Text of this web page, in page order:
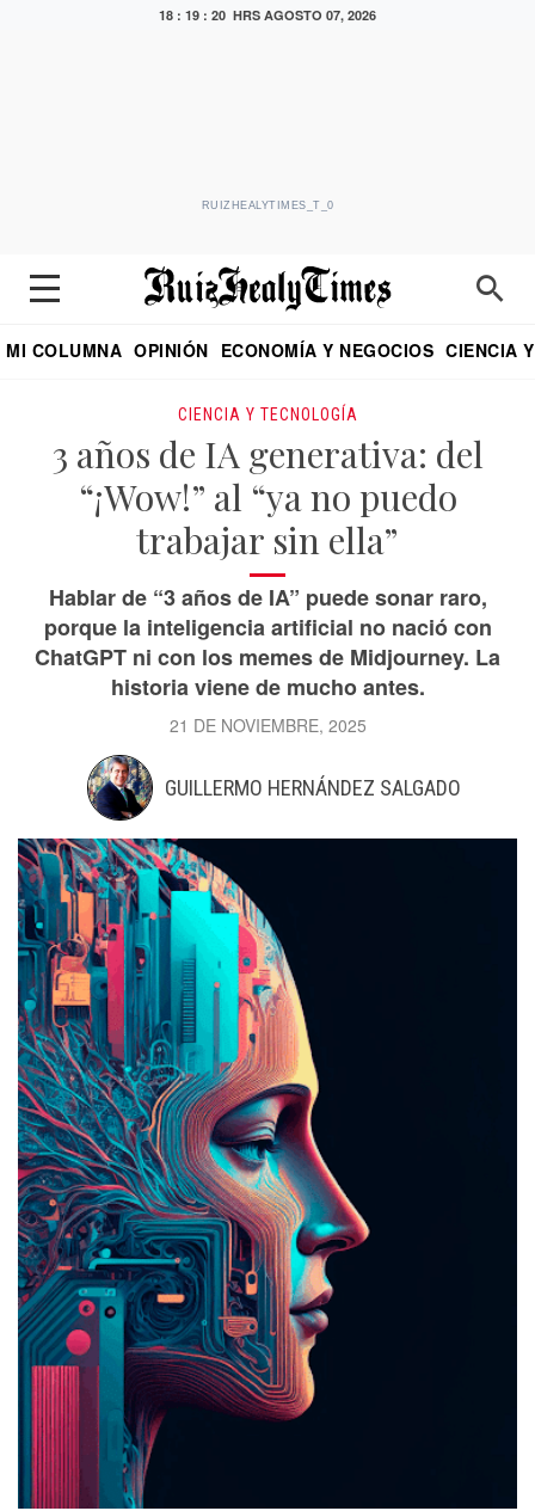
18 : 19 : 21 HRS AGOSTO 07, 2026
RUIZHEALYTIMES_T_0
MI COLUMNA OPINIÓN ECONOMÍA Y NEGOCIOS CIENCIA
CIENCIA Y TECNOLOGÍA
3 años de IA generativa: del
“¡Wow!” al “ya no puedo
trabajar sin ella”
Hablar de “3 años de IA” puede sonar raro,
porque la inteligencia artificial no nació con
ChatGPT ni con los memes de Midjourney. La
historia viene de mucho antes.
21 DE NOVIEMBRE, 2025
GUILLERMO HERNÁNDEZ SALGADO